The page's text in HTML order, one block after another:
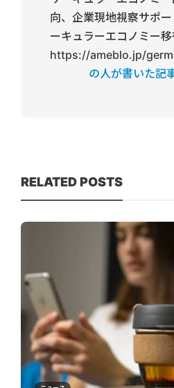
向、企業現地視察サポ
ーキュラーエコノミー
https://ameblo.jp/
の人が書いた記
RELATED POSTS